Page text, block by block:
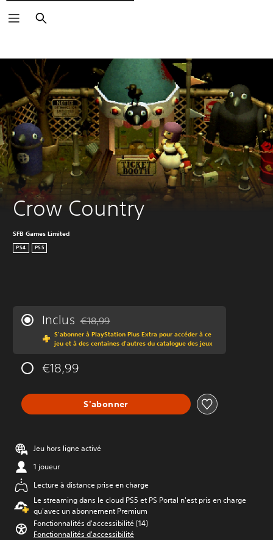
Rechercher
Crow Country
SFB Games Limited
PS4 PS5
Inclus Remise par rapport au prix d'origine de €18,99
€18,99
S'abonner à PlayStation Plus Extra pour accéder à ce
jeu et à des centaines d'autres du catalogue des jeux
€18,99
S'abonner
Jeu hors ligne activé
1 joueur
Lecture à distance prise en charge
Le streaming dans le cloud PS5 et PS Portal n'est pris en charge
qu'avec un abonnement Premium
Fonctionnalités d'accessibilité (14)
Fonctionnalités d'accessibilité